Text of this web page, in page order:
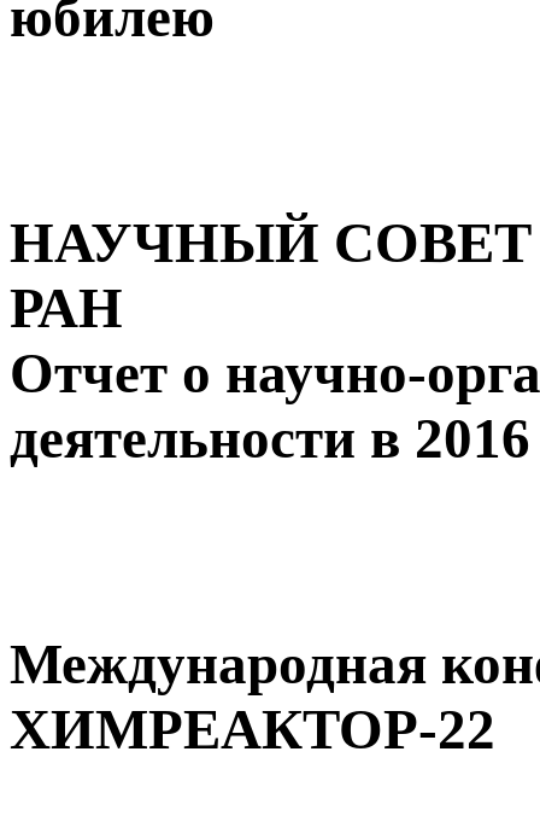
юбилею
НАУЧНЫЙ
РАН
Отчет о научно-
деятельности в
Международная
ХИМРЕАКТОР-22